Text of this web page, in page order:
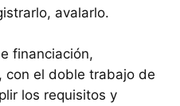
avalarlo.
financiación,
con el doble trabajo de
los requisitos y